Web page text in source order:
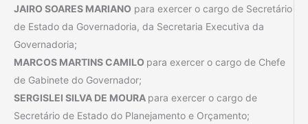
JAIRO SOARES MARIANO para exercer o cargo de Secretário
de Estado da Governadoria, da Secretaria Executiva da
Governadoria;
MARCOS MARTINS CAMILO para exercer o cargo de Chefe
de Gabinete do Governador;
SERGISLEI SILVA DE MOURA para exercer o cargo de
Secretário de Estado do Planejamento e Orçamento;